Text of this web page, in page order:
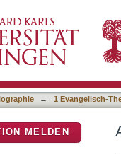
→ 1 Evangelisch-
MELDEN